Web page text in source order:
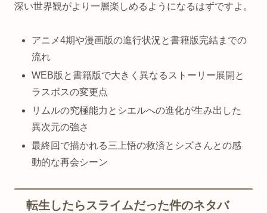
深い世界観がより一層楽しめるようになるはずですよ。
アニメ4期や漫画版の進行状況と書籍版完結までの
流れ
WEB版と書籍版で大きく異なるストーリー展開と
ラスボスの変更点
リムルの究極能力とシエルへの進化が生み出した
異次元の強さ
最終回で描かれる三上悟の救済とシズさんとの感
動的な再会シーン
転生したらスライムだった件のネタバ